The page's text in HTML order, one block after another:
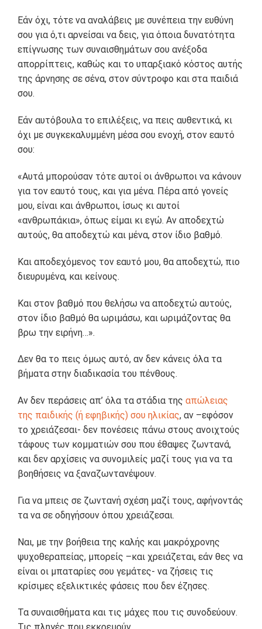
Εάν όχι, τότε να αναλάβεις με συνέπεια την ευθύνη
σου για ό,τι αρνείσαι να δεις, για όποια δυνατότητα
επίγνωσης των συναισθημάτων σου ανέξοδα
απορρίπτεις, καθώς και το υπαρξιακό κόστος αυτής
της άρνησης σε σένα, στον σύντροφο και στα παιδιά
σου.
Εάν αυτόβουλα το επιλέξεις, να πεις αυθεντικά, κι
όχι με συγκεκαλυμμένη μέσα σου ενοχή, στον εαυτό
σου:
«Αυτά μπορούσαν τότε αυτοί οι άνθρωποι να κάνουν
για τον εαυτό τους, και για μένα. Πέρα από γονείς
μου, είναι και άνθρωποι, ίσως κι αυτοί
«ανθρωπάκια», όπως είμαι κι εγώ. Αν αποδεχτώ
αυτούς, θα αποδεχτώ και μένα, στον ίδιο βαθμό.
Και αποδεχόμενος τον εαυτό μου, θα αποδεχτώ, πιο
διευρυμένα, και κείνους.
Και στον βαθμό που θελήσω να αποδεχτώ αυτούς,
στον ίδιο βαθμό θα ωριμάσω, και ωριμάζοντας θα
βρω την ειρήνη…».
Δεν θα το πεις όμως αυτό, αν δεν κάνεις όλα τα
βήματα στην διαδικασία του πένθους.
Αν δεν περάσεις απ’ όλα τα στάδια της απώλειας
της παιδικής (ή εφηβικής) σου ηλικίας, αν –εφόσον
το χρειάζεσαι- δεν πονέσεις πάνω στους ανοιχτούς
τάφους των κομματιών σου που έθαψες ζωντανά,
και δεν αρχίσεις να συνομιλείς μαζί τους για να τα
βοηθήσεις να ξαναζωντανέψουν.
Για να μπεις σε ζωντανή σχέση μαζί τους, αφήνοντάς
τα να σε οδηγήσουν όπου χρειάζεσαι.
Ναι, με την βοήθεια της καλής και μακρόχρονης
ψυχοθεραπείας, μπορείς –και χρειάζεται, εάν θες να
είναι οι μπαταρίες σου γεμάτες- να ζήσεις τις
κρίσιμες εξελικτικές φάσεις που δεν έζησες.
Τα συναισθήματα και τις μάχες που τις συνοδεύουν.